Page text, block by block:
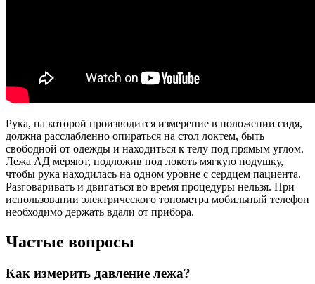
Рука, на которой производится измерение в положении сидя,
должна расслабленно опираться на стол локтем, быть
свободной от одежды и находиться к телу под прямым углом.
Лежа АД меряют, подложив под локоть мягкую подушку,
чтобы рука находилась на одном уровне с сердцем пациента.
Разговаривать и двигаться во время процедуры нельзя. При
использовании электрического тонометра мобильный телефон
необходимо держать вдали от прибора.
Частые вопросы
Как измерить давление лежа?